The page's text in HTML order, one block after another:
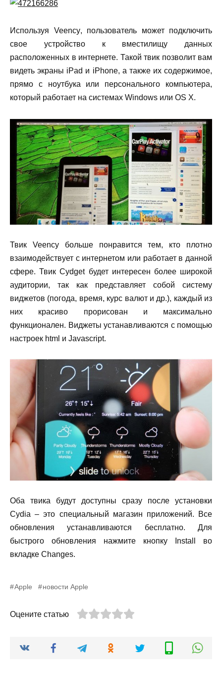
Используя Veency, пользователь может подключить
свое устройство к вместилищу данных
расположенных в интернете. Такой твик позволит вам
видеть экраны iPad и iPhone, а также их содержимое,
прямо с ноутбука или персонального компьютера,
который работает на системах Windows или OS X.
Твик Veencyбольше понравится тем, кто плотно
взаимодействует с интернетом или работает в данной
сфере. ТвикCydgetбудет интересен более широкой
аудитории, так как представляет собой систему
виджетов (погода, время, курс валют и др.), каждый из
них красиво прорисован и максимально
функционален. Виджеты устанавливаются с помощью
настроек html и Javascript.
Оба твика будут доступны сразу после установки
Cydia – это специальный магазин приложений. Все
обновления устанавливаются бесплатно. Для
быстрого обновления нажмите кнопку
Install
во
вкладке Changes.
Apple новости Apple
Оцените статью